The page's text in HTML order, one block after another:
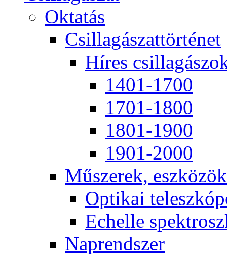
Ok­ta­tás
Csil­la­gá­szat­tör­té­net
Hí­res
1401-1700
1701-1800
1801-1900
1901-2000
Mű­sze­rek, esz­kö­zök
Op­ti­kai
Echel­le
Nap­rend­szer